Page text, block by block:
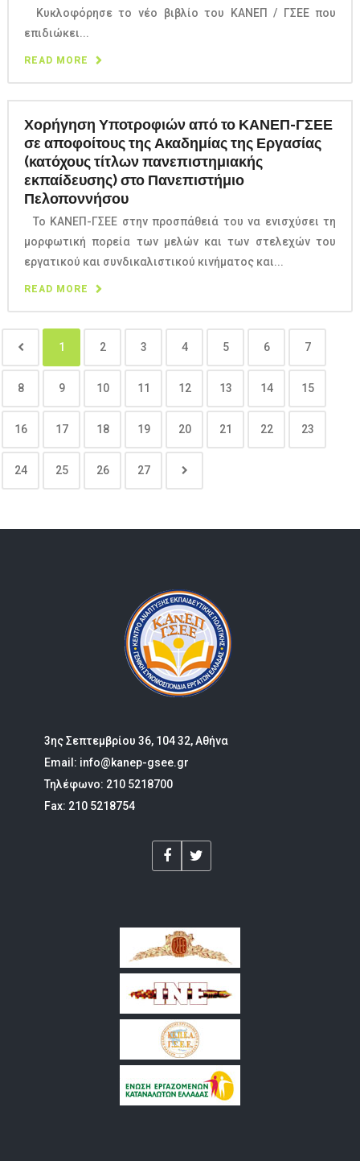
Κυκλοφόρησε το νέο βιβλίο του ΚΑΝΕΠ / ΓΣΕΕ που
επιδιώκει...
READ MORE
Χορήγηση Υποτροφιών από το ΚΑΝΕΠ-ΓΣΕΕ
σε αποφοίτους της Ακαδημίας της Εργασίας
(κατόχους τίτλων πανεπιστημιακής
εκπαίδευσης) στο Πανεπιστήμιο
Πελοποννήσου
Το ΚΑΝΕΠ-ΓΣΕΕ στην προσπάθειά του να ενισχύσει τη
μορφωτική πορεία των μελών και των στελεχών του
εργατικού και συνδικαλιστικού κινήματος και...
READ MORE
1 2 3 4 5 6 7
8 9 10 11 12 13 14 15
16 17 18 19 20 21 22 23
24 25 26 27
3ης Σεπτεμβρίου 36, 104 32, Αθήνα
Email: info@kanep-gsee.gr
Τηλέφωνο: 210 5218700
Fax: 210 5218754